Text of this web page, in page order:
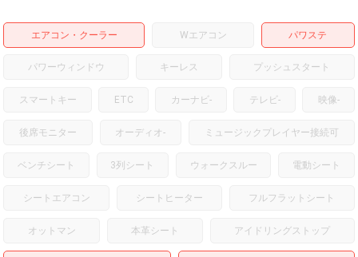
エアコン・クーラー Wエアコン パワステ
パワーウィンドウ キーレス プッシュスタート
スマートキー ETC カーナビ- テレビ- 映像-
後席モニター オーディオ- ミュージックプレイヤー接続可
ベンチシート 3列シート ウォークスルー 電動シート
シートエアコン シートヒーター フルフラットシート
オットマン 本革シート アイドリングストップ